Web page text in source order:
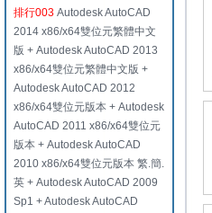
排行003 Autodesk AutoCAD
2014 x86/x64雙位元繁體中文
版 + Autodesk AutoCAD 2013
x86/x64雙位元繁體中文版 +
Autodesk AutoCAD 2012
x86/x64雙位元版本 + Autodesk
AutoCAD 2011 x86/x64雙位元
版本 + Autodesk AutoCAD
2010 x86/x64雙位元版本 繁.簡.
英 + Autodesk AutoCAD 2009
Sp1 + Autodesk AutoCAD